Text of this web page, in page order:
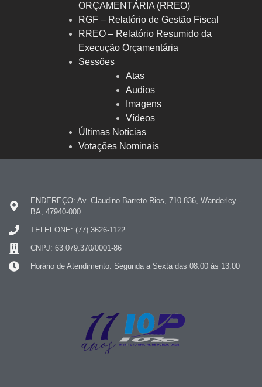
ORÇAMENTÁRIA (RREO)
RGF – Relatório de Gestão Fiscal
RREO – Relatório Resumido da
Execução Orçamentária
Sessões
Atas
Audios
Imagens
Vídeos
Últimas Notícias
Votações Nominais
ENDEREÇO: Av. Claudino Barreto Rios, 710-836, Wanderley -
BA, 47940-000
TELEFONE: (77) 3626-1122
CNPJ: 63.079.370/0001-86
Horário de Atendimento: Segunda a Sexta das 08:00 às 13:00